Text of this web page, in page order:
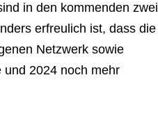
in den kommenden zwei
erfreulich ist, dass die
Netzwerk sowie
und 2024 noch mehr